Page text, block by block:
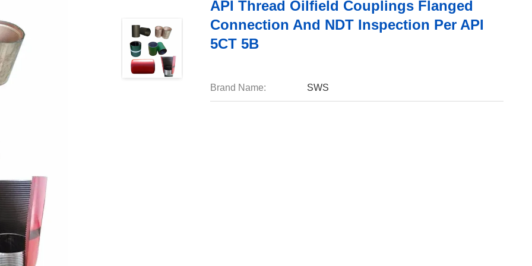
API Thread Oilfield Couplings Flanged
Connection And NDT Inspection Per API
5CT 5B
Brand Name: SWS